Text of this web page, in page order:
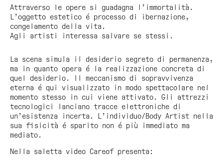
Attraverso le opere si guadagna l’immortalità.
L’oggetto estetico é processo di ibernazione,
congelamento della vita.
Agli artisti interessa salvare se stessi.
La scena simula il desiderio segreto di permanenza,
ma in quanto opera é la realizzazione concreta di
quel desiderio. Il meccanismo di sopravvivenza
eterna é qui visualizzato in modo spettacolare nel
momento stesso in cui viene attivato. Gli attrezzi
tecnologici lanciano tracce elettroniche di
un’esistenza incerta. L’individuo/Body Artist nella
sua fisicità é sparito non é più immediato ma
mediato.
Nella saletta video Careof presenta: